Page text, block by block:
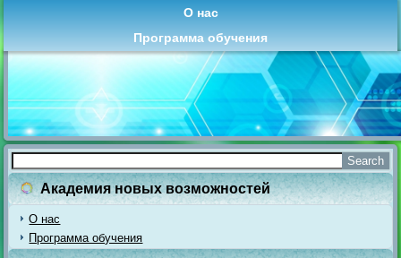
О нас
Программа обучения
Академия новых возможностей
О нас
Программа обучения